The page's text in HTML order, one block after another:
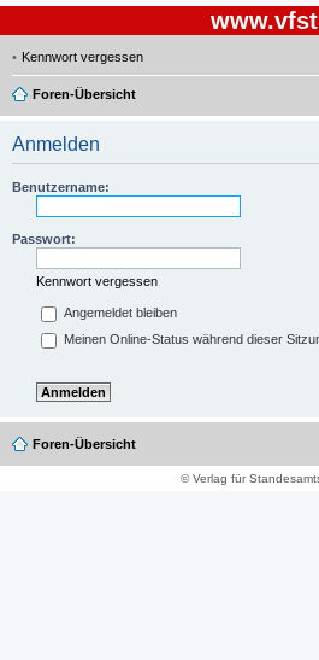
Kennwort vergessen
Foren-Übersicht
Anmelden
Benutzername:
Passwort:
Kennwort vergessen
Angemeldet bleiben
Meinen Online-Status während dieser
Foren-Übersicht
© Verlag für